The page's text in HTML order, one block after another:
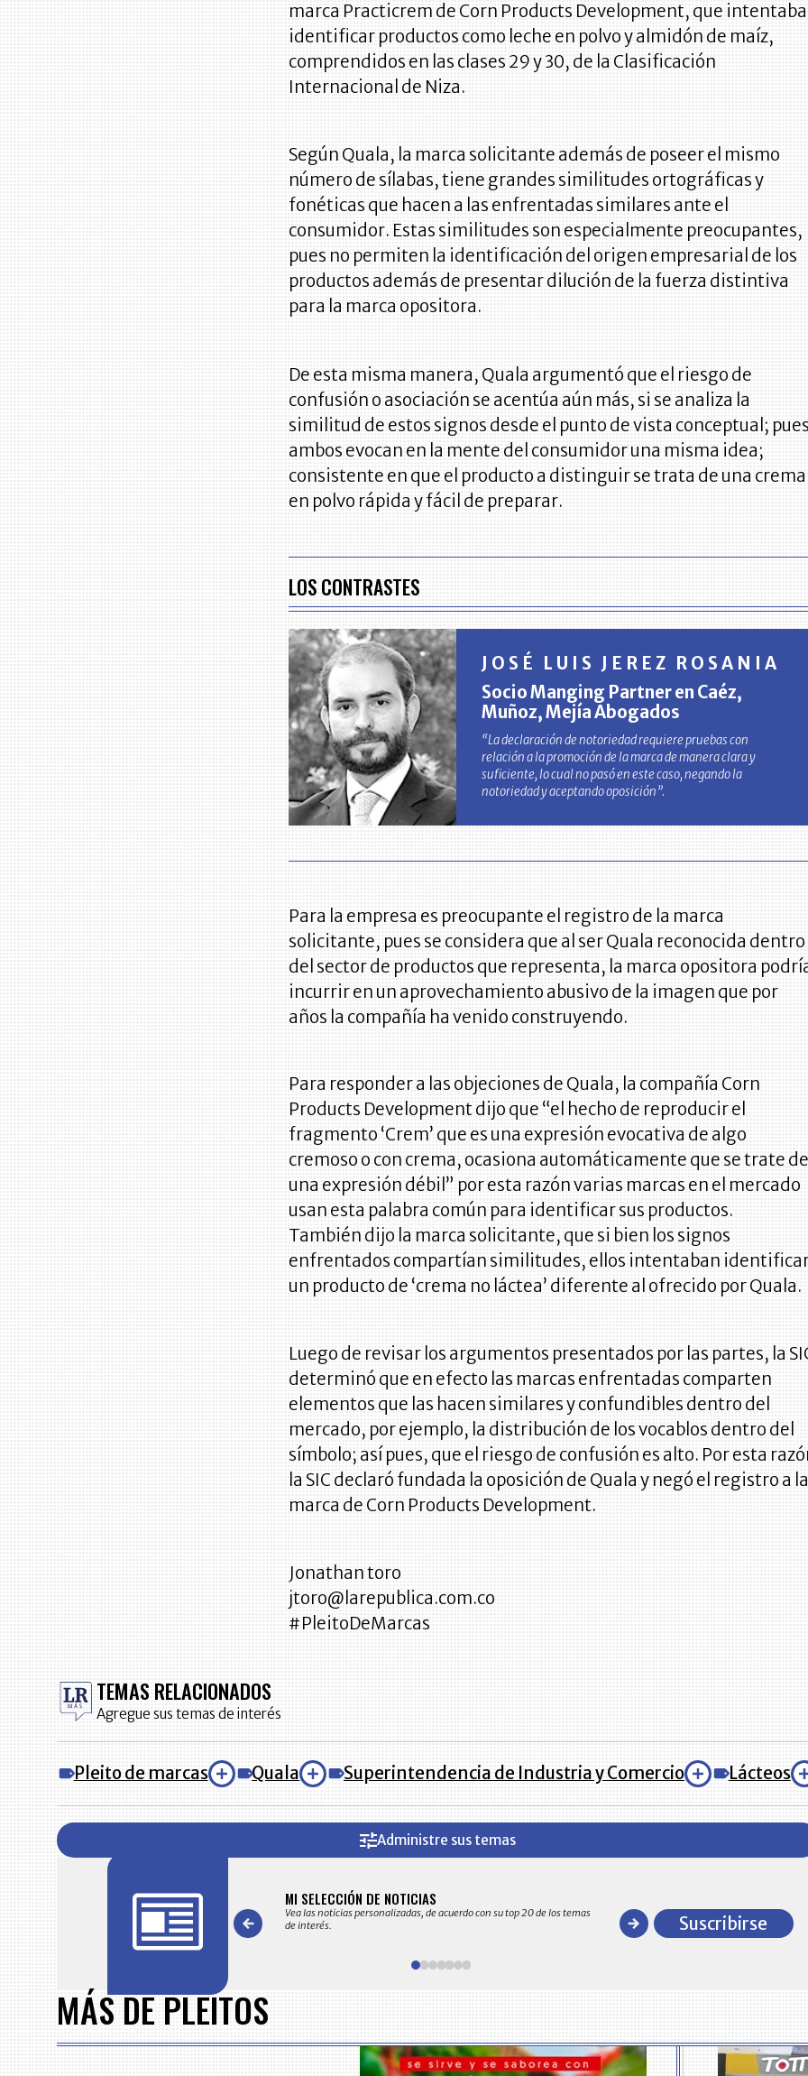
marca Practicrem de Corn Products Development, que intentaba
identificar productos como leche en polvo y almidón de maíz,
comprendidos en las clases 29 y 30, de la Clasificación
Internacional de Niza.
Según Quala, la marca solicitante además de poseer el mismo
número de sílabas, tiene grandes similitudes ortográficas y
fonéticas que hacen a las enfrentadas similares ante el
consumidor. Estas similitudes son especialmente preocupantes,
pues no permiten la identificación del origen empresarial de los
productos además de presentar dilución de la fuerza distintiva
para la marca opositora.
De esta misma manera, Quala argumentó que el riesgo de
confusión o asociación se acentúa aún más, si se analiza la
similitud de estos signos desde el punto de vista conceptual; pues
ambos evocan en la mente del consumidor una misma idea;
consistente en que el producto a distinguir se trata de una crema
en polvo rápida y fácil de preparar.
LOS CONTRASTES
JOSÉ LUIS JEREZ ROSANIA
Socio Manging Partner en Caéz,
Muñoz, Mejía Abogados
“La declaración de notoriedad requiere pruebas con
relación a la promoción de la marca de manera clara y
suficiente, lo cual no pasó en este caso, negando la
notoriedad y aceptando oposición”.
Para la empresa es preocupante el registro de la marca
solicitante, pues se considera que al ser Quala reconocida dentro
del sector de productos que representa, la marca opositora
incurrir en un aprovechamiento abusivo de la imagen que por
años la compañía ha venido construyendo.
Para responder a las objeciones de Quala, la compañía Corn
Products Development dijo que “el hecho de reproducir el
fragmento ‘Crem’ que es una expresión evocativa de algo
cremoso o con crema, ocasiona automáticamente que se trate de
una expresión débil” por esta razón varias marcas en el mercado
usan esta palabra común para identificar sus productos.
También dijo la marca solicitante, que si bien los signos
enfrentados compartían similitudes, ellos intentaban
un producto de ‘crema no láctea’ diferente al ofrecido por Quala.
Luego de revisar los argumentos presentados por las partes, la
determinó que en efecto las marcas enfrentadas comparten
elementos que las hacen similares y confundibles dentro del
mercado, por ejemplo, la distribución de los vocablos dentro del
símbolo; así pues, que el riesgo de confusión es alto. Por esta
la SIC declaró fundada la oposición de Quala y negó el registro a la
marca de Corn Products Development.
Jonathan toro
jtoro@larepublica.com.co
#PleitoDeMarcas
TEMAS RELACIONADOS
Agregue sus temas de interés
Pleito de marcas Quala Superintendencia de Industria y Comercio Lácteos
Administre sus temas
en su correo electrónico las noticias seleccionadas por nuestro
MI SELECCIÓN DE NOTICIAS
Vea las noticias personalizadas, de acuerdo con su top 20 de los temas
de interés.
comportamiento general y detallado de las
en ventas en ColombiaSuscribirse
MÁS DE PLEITOS